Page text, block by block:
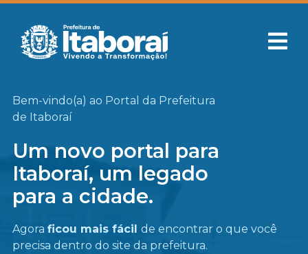
Bem-vindo(a) ao Portal da Prefeitura
de Itaboraí
Um novo portal para
Itaboraí, um legado
para a cidade.
Agora ficou mais fácil de encontrar o que você
precisa dentro do site da prefeitura.